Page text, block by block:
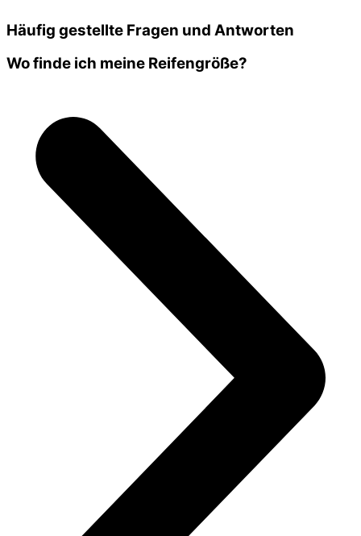
Häufig gestellte Fragen und Antworten
Wo finde ich meine Reifengröße?